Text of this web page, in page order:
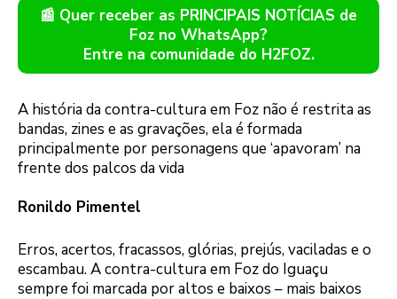
📰 Quer receber as PRINCIPAIS NOTÍCIAS de
Foz no WhatsApp?
Entre na comunidade do H2FOZ.
A história da contra-cultura em Foz não é restrita as
bandas, zines e as gravações, ela é formada
principalmente por personagens que ‘apavoram’ na
frente dos palcos da vida
Ronildo Pimentel
Erros, acertos, fracassos, glórias, prejús, vaciladas e o
escambau. A contra-cultura em Foz do Iguaçu
sempre foi marcada por altos e baixos – mais baixos